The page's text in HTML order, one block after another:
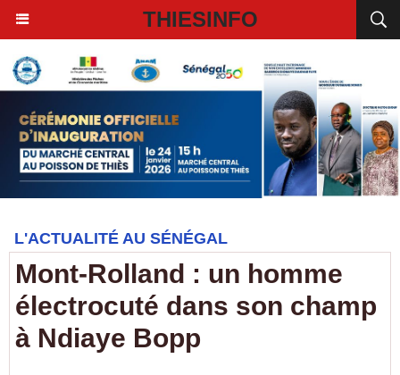
THIESINFO
L'ACTUALITÉ AU SÉNÉGAL
Mont-Rolland : un homme
électrocuté dans son champ
à Ndiaye Bopp